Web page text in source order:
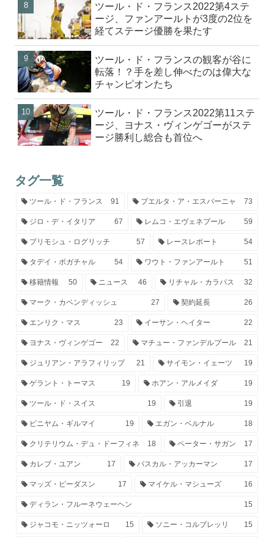
ツール・ド・フランス2022第4ステ
ージ、ファンアールトが3度の2位を
経てステージ優勝を果たす
ツール・ド・フランスの観客が谷に
転落！？手を差し伸べたのは偉大な
チャンピオンたち
ツール・ド・フランス2022第11ステ
ージ、ヨナス・ヴィンゲゴーがステ
ージ勝利し総合も首位へ
タグ一覧
ツール・ド・フランス 91 ブエルタ・ア・エスパーニャ 73
ジロ・デ・イタリア 67 レムコ・エヴェネプール 59
プリモシュ・ログリッチ 57 レースレポート 54
タデイ・ポガチャル 54 ワウト・ファンアールト 51
移籍情報 50 ニュース 46 リチャル・カラパス 32
マーク・カベンディッシュ 27 契約延長 26
エンリク・マス 23 イーサン・ヘイター 22
ヨナス・ヴィンゲゴー 22 マチュー・ファンデルプール 21
ジュリアン・アラフィリップ 21 サイモン・イェーツ 19
ゲラント・トーマス 19 ホアン・アルメイダ 19
ツール・ド・スイス 19 引退 19
ビニヤム・ギルマイ 19 エガン・ベルナル 18
クリテリウム・デュ・ドーフィネ 18 ペーター・サガン 17
カレブ・ユアン 17 パスカル・アッカーマン 17
マッズ・ピーダスン 17 マイケル・マシューズ 16
ディラン・フルーネウェーヘン 15
ジャコモ・ニッツォーロ 15 ソニー・コルブレッリ 15